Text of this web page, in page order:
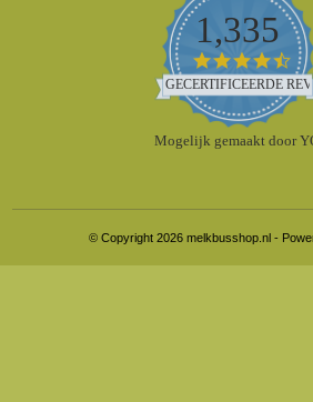
1,335
4.5
star
GECERTIFICEERDE
Mogelijk gemaakt door
© Copyright 2026 melkbusshop.nl -